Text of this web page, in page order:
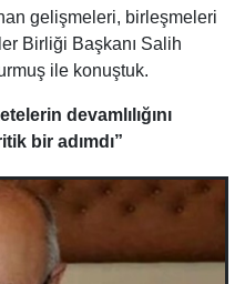
gelişmeleri, birleşmeleri
Birliği Başkanı Salih
ile konuştuk.
devamlılığını
bir adımdı”